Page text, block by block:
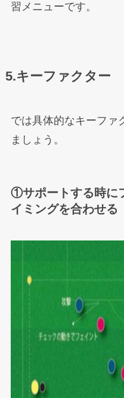
習メニューです。
5.キーファクター
では具体的なキーファ
ましょう。
①サポートする時に
イミングを合わせる